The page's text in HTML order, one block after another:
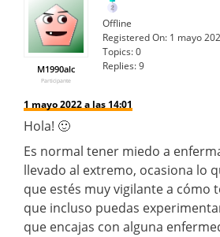
M1990alc
Participante
Offline
Registered On: 1 mayo
Topics:0
Replies:9
1 mayo 2022 a las 14:01
Hola! 🙂
Es normal tener miedo a
llevado al extremo, ocasiona lo
que estés muy vigilante a cómo
que incluso puedas
que encajas con alguna